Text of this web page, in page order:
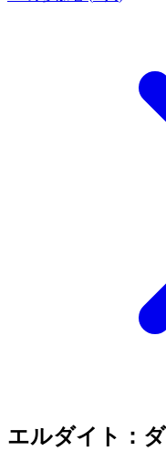
エルダイト：